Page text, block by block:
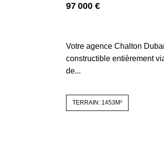
97 000 €
Votre agence Chalton
constructible entièrement
de...
TERRAIN: 1453M²